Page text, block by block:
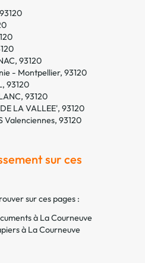
93120
- Montpellier, 93120
93120
93120
LA VALLEE', 93120
Valenciennes, 93120
sur ces
sur ces pages :
à La Courneuve
à La Courneuve